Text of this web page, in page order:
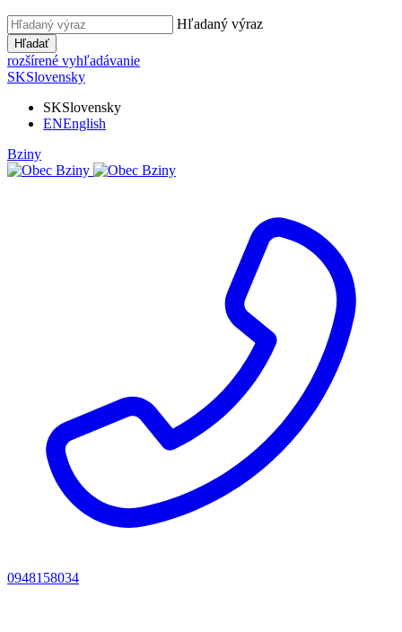
Hľadaný výraz
Hľadať
rozšírené vyhľadávanie
SKSlovensky
SKSlovensky
ENEnglish
Bziny
0948158034